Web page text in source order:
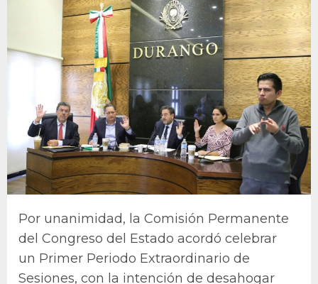
Por unanimidad, la Comisión Permanente
del Congreso del Estado acordó celebrar
un Primer Periodo Extraordinario de
Sesiones, con la intención de desahogar